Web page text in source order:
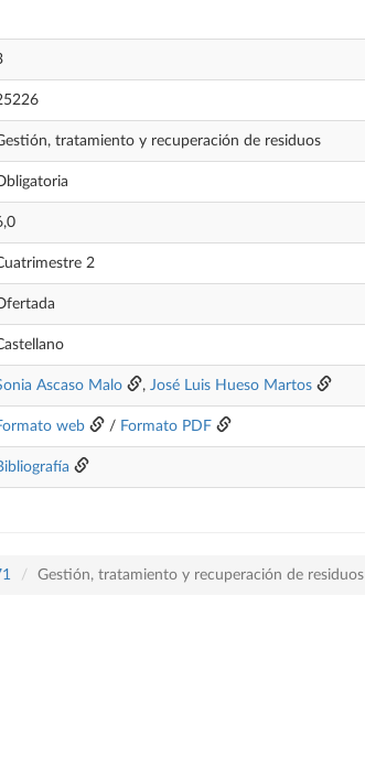
tratamiento y recuperación de residuos
2
Ascaso Malo , José Luis Hueso Martos
web / Formato PDF
Gestión, tratamiento y recuperación de residuos